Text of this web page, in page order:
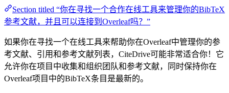
Section titled “你在寻找一个合作在线工具来管理你的BibTeX
参考文献，并且可以连接到Overleaf吗？”
如果你在寻找一个在线工具来帮助你在Overleaf中管理你的参
考文献、引用和参考文献列表，CiteDrive可能非常适合你！它
允许你在项目中收集和组织团队和参考文献，同时保持你在
Overleaf项目中的BibTeX条目是最新的。